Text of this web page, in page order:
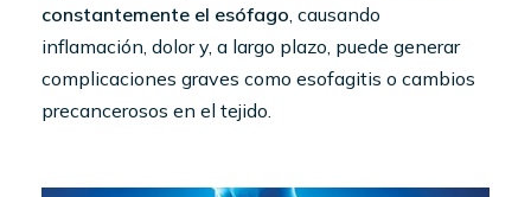
constantemente el esófago , causando
inflamación, dolor y, a largo plazo, puede generar
complicaciones graves como esofagitis o cambios
precancerosos en el tejido.